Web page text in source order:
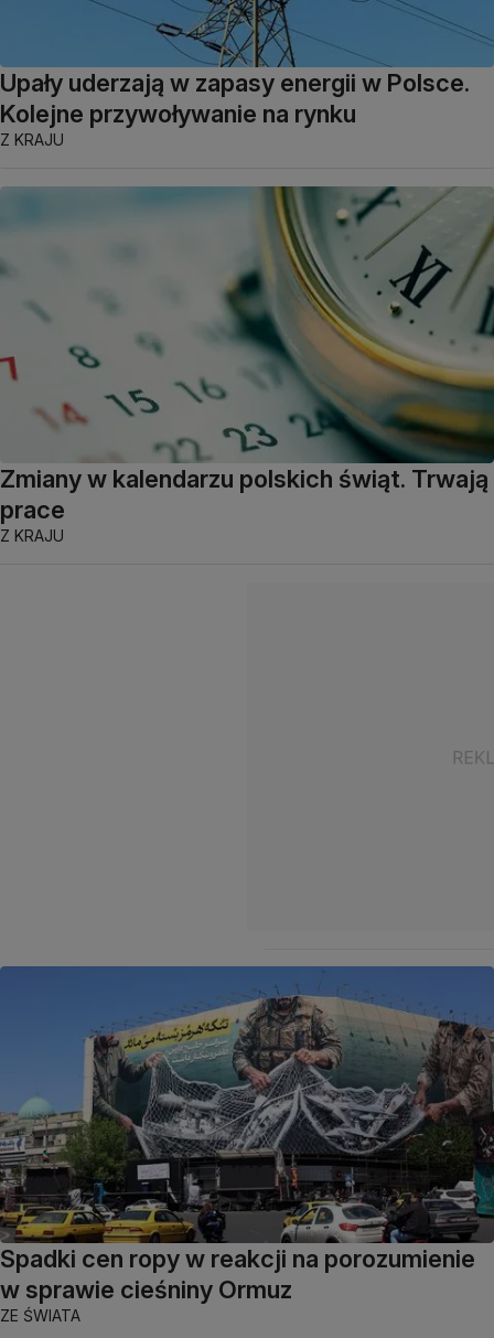
Upały uderzają w zapasy energii w Polsce.
Kolejne przywoływanie na rynku
Z KRAJU
Zmiany w kalendarzu polskich świąt. Trwają
prace
Z KRAJU
Spadki cen ropy w reakcji na porozumienie
w sprawie cieśniny Ormuz
ZE ŚWIATA